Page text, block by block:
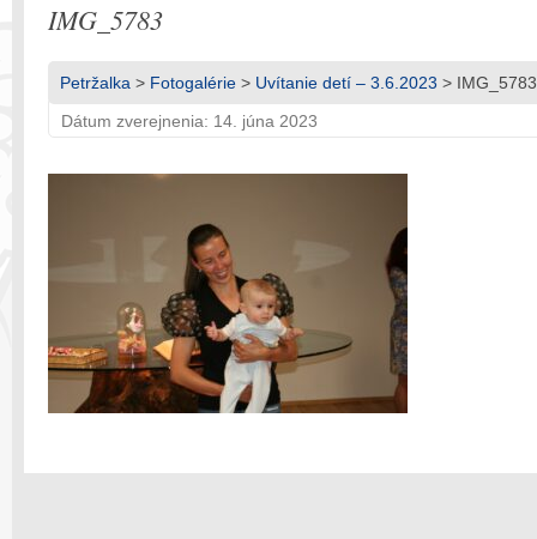
IMG_5783
Petržalka > Fotogalérie > Uvítanie detí – 3.6.2023 > IMG_5783
Dátum zverejnenia: 14. júna 2023